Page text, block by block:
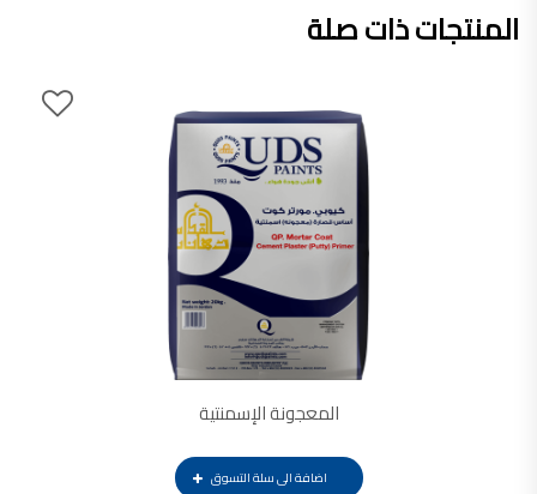
المنتجات ذات صلة
المعجونة الإسمنتية
اضافة الى سلة التسوق